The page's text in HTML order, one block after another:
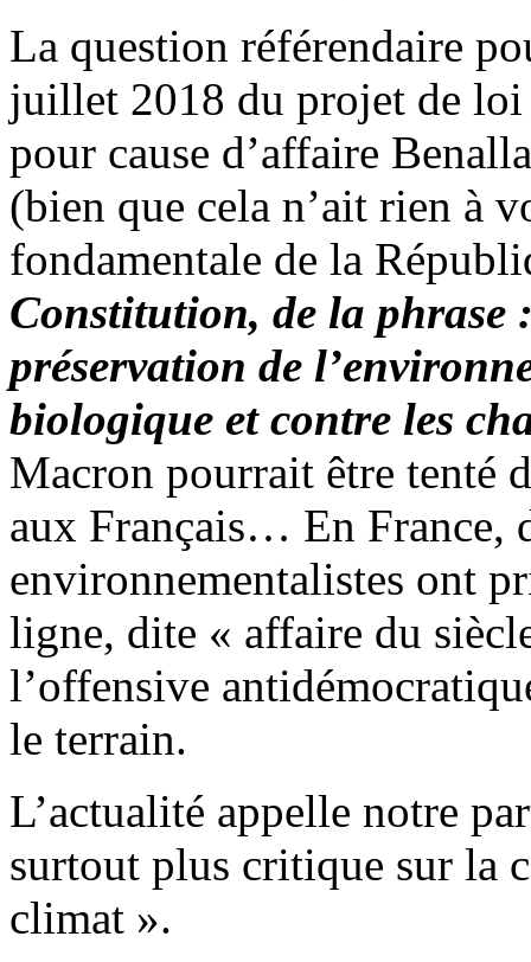
La question référendaire
juillet 2018 du projet de
pour cause d’affaire
(bien que cela n’ait rien à
fondamentale de la
Constitution, de la
préservation de
biologique et contre les
Macron pourrait être tenté
aux Français… En France,
environnementalistes ont
ligne, dite « affaire du
l’offensive
le terrain.
L’actualité appelle notre
surtout plus critique sur la
climat ».